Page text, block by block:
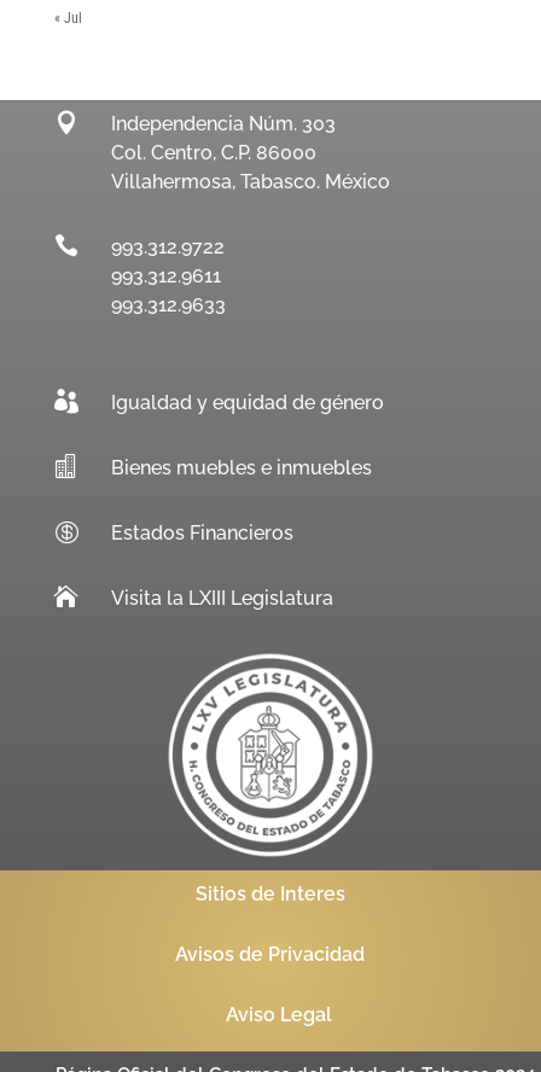
« Jul

Independencia Núm. 303
Col. Centro, C.P. 86000
Villahermosa, Tabasco. México

993.312.9722
993.312.9611
993.312.9633
 Igualdad y equidad de género
 Bienes muebles e inmuebles
 Estados Financieros
 Visita la LXIII Legislatura
Sitios de Interes
Avisos de Privacidad
Aviso Legal